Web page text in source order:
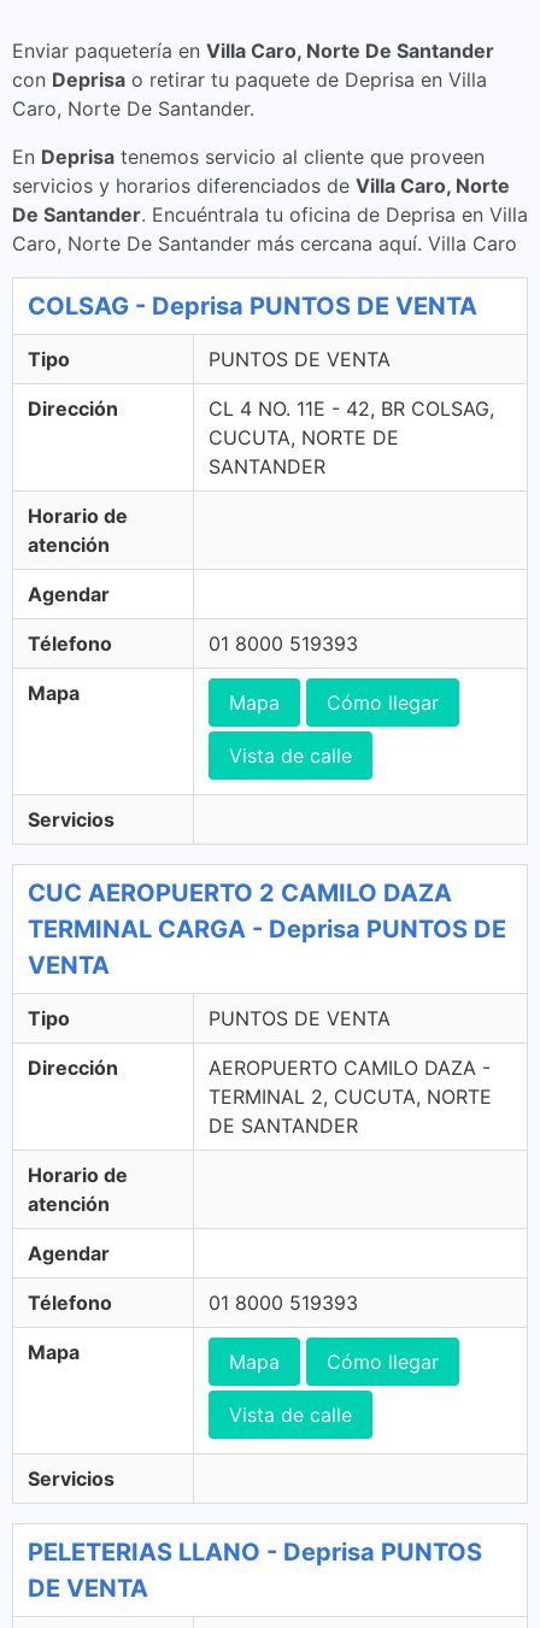
Enviar paquetería en Villa Caro, Norte De Santander
con Deprisa o retirar tu paquete de Deprisa en Villa
Caro, Norte De Santander.
En Deprisa tenemos servicio al cliente que proveen
servicios y horarios diferenciados de Villa Caro, Norte
De Santander. Encuéntrala tu oficina de Deprisa en Villa
Caro, Norte De Santander más cercana aquí. Villa Caro
COLSAG - Deprisa PUNTOS DE VENTA
Tipo PUNTOS DE VENTA
Dirección
CL 4 NO. 11E - 42, BR COLSAG,
CUCUTA, NORTE DE
SANTANDER
Horario de
atención
Agendar
Télefono 01 8000 519393
Mapa Mapa Cómo llegar
Vista de calle
Servicios
CUC AEROPUERTO 2 CAMILO DAZA
TERMINAL CARGA - Deprisa PUNTOS DE
VENTA
Tipo PUNTOS DE VENTA
Dirección
AEROPUERTO CAMILO DAZA -
TERMINAL 2, CUCUTA, NORTE
DE SANTANDER
Horario de
atención
Agendar
Télefono 01 8000 519393
Mapa Mapa Cómo llegar
Vista de calle
Servicios
PELETERIAS LLANO - Deprisa PUNTOS
DE VENTA